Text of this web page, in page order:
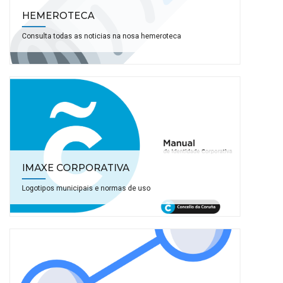
HEMEROTECA
Consulta todas as noticias na nosa hemeroteca
IMAXE CORPORATIVA
Logotipos municipais e normas de uso